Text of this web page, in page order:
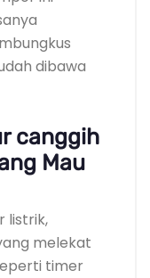
dibawa
canggih
Mau
listrik,
melekat
timer